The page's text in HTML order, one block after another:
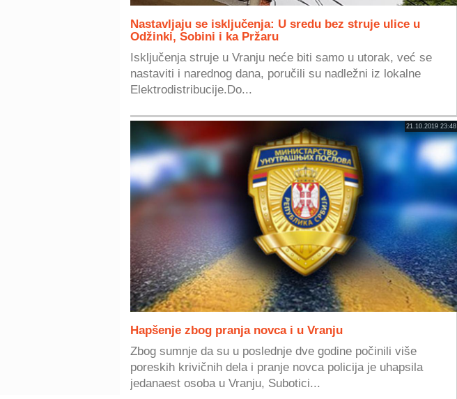
Nastavljaju se isključenja: U sredu bez struje ulice u
Odžinki, Sobini i ka Pržaru
Isključenja struje u Vranju neće biti samo u utorak, već se
nastaviti i narednog dana, poručili su nadležni iz lokalne
Elektrodistribucije.Do...
21.10.2019 23:48
Hapšenje zbog pranja novca i u Vranju
Zbog sumnje da su u poslednje dve godine počinili više
poreskih krivičnih dela i pranje novca policija je uhapsila
jedanaest osoba u Vranju, Subotici...